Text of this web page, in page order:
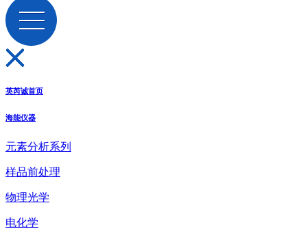
英芮诚首页
海能仪器
元素分析系列
样品前处理
物理光学
电化学